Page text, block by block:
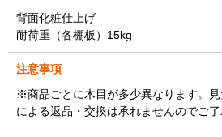
背面化粧仕上げ
耐荷重（各棚板）15kg
注意事項
※商品ごとに木目が多少異なります。
による返品・交換は承れませんのでご了